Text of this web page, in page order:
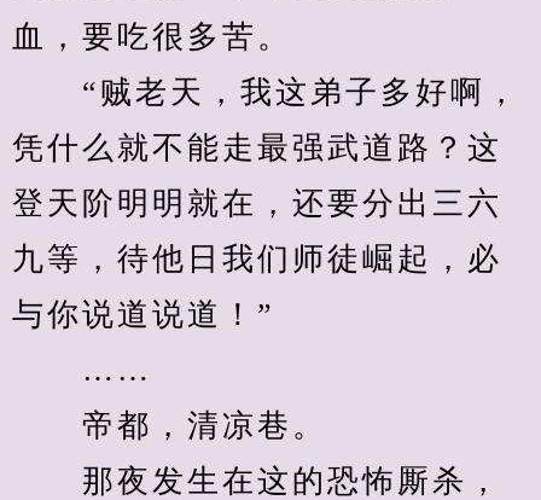
血，要吃很多苦。
“贼老天，我这弟子多好啊，
凭什么就不能走最强武道路？这
登天阶明明就在，还要分出三六
九等，待他日我们师徒崛起，必
与你说道说道！”
……
帝都，清凉巷。
那夜发生在这的恐怖厮杀，